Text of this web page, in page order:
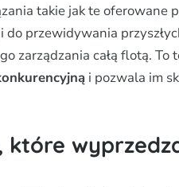
takie jak te oferowane
przewidywania
zarządzania całą flotą. To
i pozwala im
które